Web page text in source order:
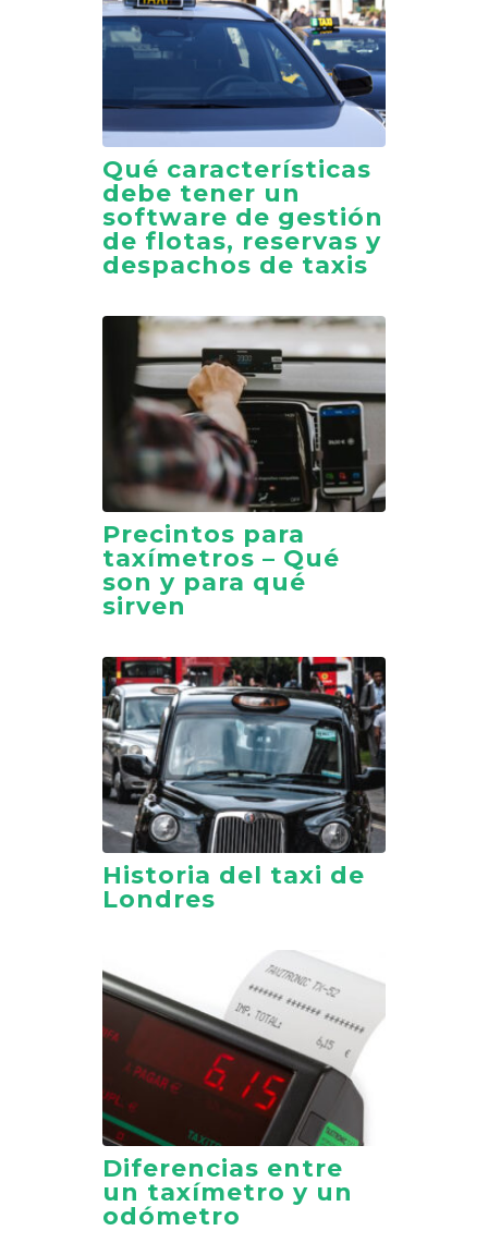
Qué características
debe tener un
software de gestión
de flotas, reservas y
despachos de taxis
Precintos para
taxímetros – Qué
son y para qué
sirven
Historia del taxi de
Londres
Diferencias entre
un taxímetro y un
odómetro